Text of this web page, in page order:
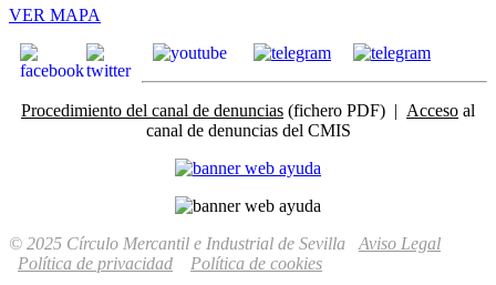
VER MAPA
Procedimiento del canal de denuncias (fichero PDF) | Acceso al
canal de denuncias del CMIS
© 2025 Círculo Mercantil e Industrial de Sevilla Aviso Legal
Política de privacidad
Política de cookies